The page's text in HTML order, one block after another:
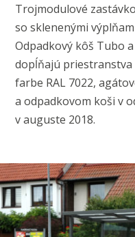
Trojmodulové
so sklenenými
Odpadkový kôš Tubo
dopĺňajú priestranstva
farbe RAL 7022,
a odpadkovom koši v
v auguste 2018.